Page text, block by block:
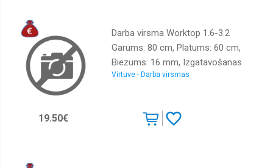
Darba virsma Worktop 1.6-3.2
Garums: 80 cm, Platums: 60 cm,
Biezums: 16 mm, Izgatavošanas
materiāls: LKSP + PVH, Krāsa: ozols
Virtuve - Darba virsmas
19.50€